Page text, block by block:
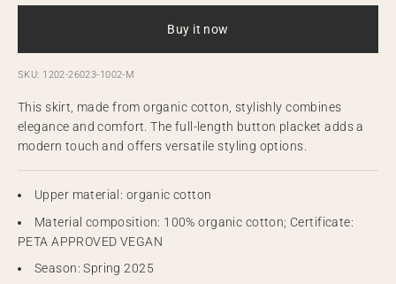
Buy it now
SKU: 1202-26023-1002-M
This skirt, made from organic cotton, stylishly combines
elegance and comfort. The full-length button placket adds a
modern touch and offers versatile styling options.
Upper material: organic cotton
Material composition: 100% organic cotton; Certificate:
PETA APPROVED VEGAN
Season: Spring 2025